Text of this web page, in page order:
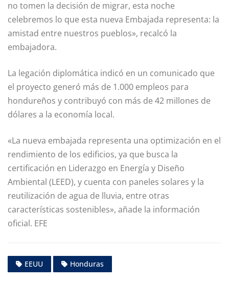
no tomen la decisión de migrar, esta noche
celebremos lo que esta nueva Embajada representa: la
amistad entre nuestros pueblos», recalcó la
embajadora.
La legación diplomática indicó en un comunicado que
el proyecto generó más de 1.000 empleos para
hondureños y contribuyó con más de 42 millones de
dólares a la economía local.
«La nueva embajada representa una optimización en el
rendimiento de los edificios, ya que busca la
certificación en Liderazgo en Energía y Diseño
Ambiental (LEED), y cuenta con paneles solares y la
reutilización de agua de lluvia, entre otras
características sostenibles», añade la información
oficial. EFE
EEUU Honduras